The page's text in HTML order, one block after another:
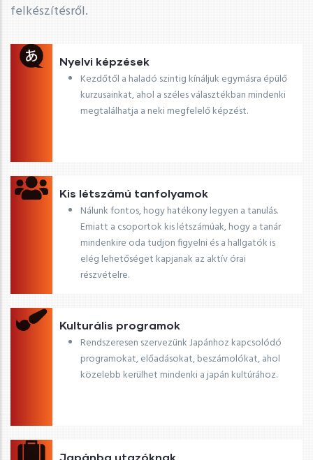
felkészítésről.
Nyelvi képzések
Kezdőtől a haladó szintig kínáljuk egymásra épülő
kurzusainkat, ahol a széles választékban mindenki
megtalálhatja a neki megfelelő képzést.
Kis létszámú tanfolyamok
Nálunk fontos, hogy hatékony legyen a tanulás.
Emiatt a csoportok kis létszámúak, hogy a tanár
mindenkire oda tudjon figyelni és a hallgatók is
elég lehetőséget kapjanak az aktív órai
részvételre.
Kulturális programok
Rendszeresen szervezünk Japánhoz kapcsolódó
programokat, előadásokat, beszámolókat, ahol
közelebb kerülhet mindenki a japán kultúrához.
Japánba utazóknak